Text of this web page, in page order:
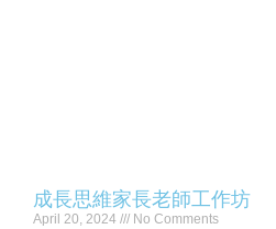
成長思維家長老師工作坊
April 20, 2024 No Comments